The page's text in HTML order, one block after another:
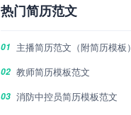
热门简历范文
01 主播简历范文（附简历模板）
02 教师简历模板范文
03 消防中控员简历模板范文